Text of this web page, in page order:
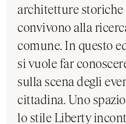
architetture
convivono alla
comune. In questo
si vuole far
sulla scena degli
cittadina. Uno
lo stile Liberty